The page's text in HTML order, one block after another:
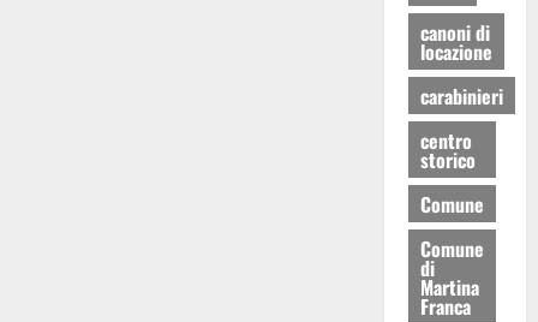
canoni di
locazione
carabinieri
centro
storico
Comune
Comune
di
Martina
Franca